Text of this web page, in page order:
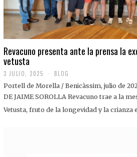
Revacuno presenta ante la prensa la
vetusta
3 JULIO, 2025
J
U
I
BLOG
Portell de Morella / Benicàssim, julio de
DE JAIME SOROLLA Revacuno trae a la
Vetusta, fruto de la longevidad y la crianza